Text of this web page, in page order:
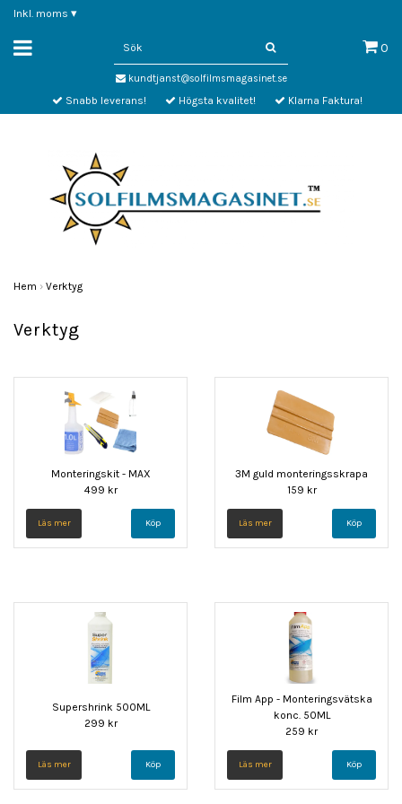
Inkl. moms ▾
0
kundtjanst@solfilmsmagasinet.se
Snabb leverans! Högsta kvalitet! Klarna Faktura!
Hem › Verktyg
Verktyg
Monteringskit - MAX
499 kr
Läs mer
3M guld monteringsskrapa
159 kr
Läs mer
Supershrink 500ML
299 kr
Läs mer
Film App - Monteringsvätska
konc. 50ML
259 kr
Läs mer